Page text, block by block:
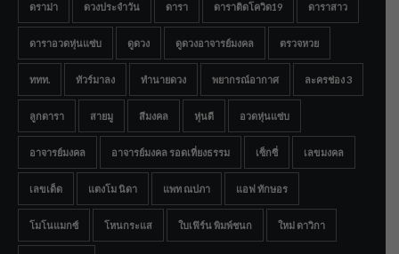
ดราม่า ดวงประจำวัน ดารา ดาราติดโควิด19 ดาราสาว
ดาราอวดหุ่นแซ่บ ดูดวง ดูดวงอาจารย์มงคล ตรวจหวย
ททท. ทัวร์มาลง ทำนายดวง พยากรณ์อากาศ ละครช่อง 3
ลูกดารา สายมู สีมงคล หุ่นดี อวดหุ่นแซ่บ
อาจารย์มงคล อาจารย์มงคล รอดเที่ยงธรรม เซ็กซี่ เลขมงคล
เลขเด็ด แตงโม นิดา แพท ณปภา แอฟ ทักษอร
โมโนแมกซ์ โหนกระแส ใบเฟิร์น พิมพ์ชนก ใหม่ ดาวิกา